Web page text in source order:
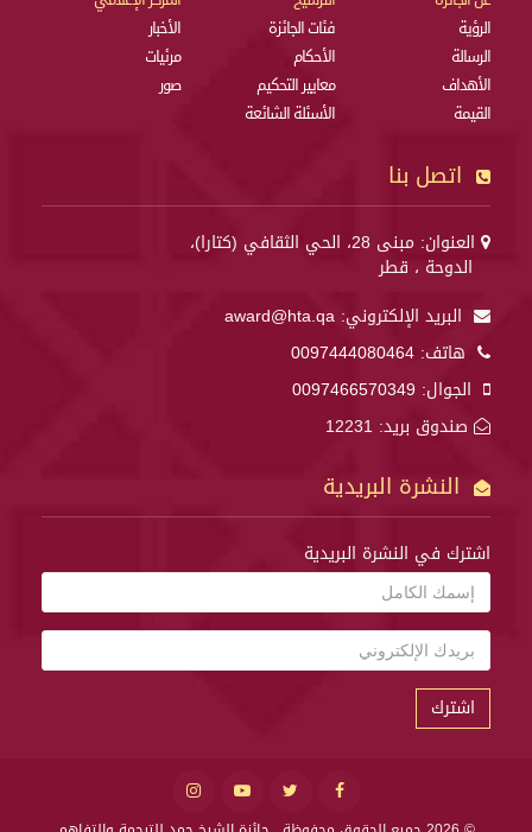
الرؤية
الرسالة
الأهداف
القيمة
فئات الجائزة
الأحكام
معايير التحكيم
الأسئلة الشائعة
الأخبار
مرئيات
صور
اتصل بنا
العنوان: مبنى 28، الحي الثقافي (كتارا)،
الدوحة ، قطر
البريد الإلكتروني: award@hta.qa
هاتف: 0097444080464
الجوال: 0097466570349
صندوق بريد: 12231
النشرة البريدية
اشترك في النشرة البريدية
اشترك